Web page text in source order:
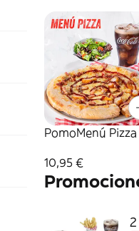
PomoMenú Pizza
10,95 €